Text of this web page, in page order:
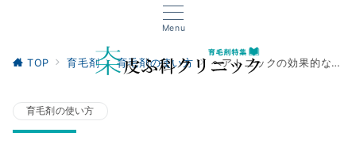
Menu
TOP 育毛剤 育毛剤の使い方 ヘアトニックの効果的な使用法｜育毛剤との違いと選び方
育毛剤の使い方